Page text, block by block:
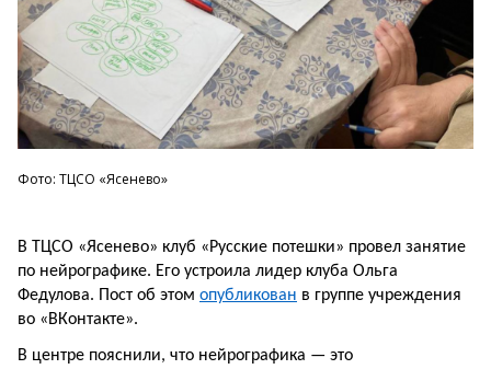
Фото: ТЦСО «Ясенево»
В ТЦСО «Ясенево» клуб «Русские потешки» провел занятие
по нейрографике. Его устроила лидер клуба Ольга
Федулова. Пост об этом опубликован в группе учреждения
во «ВКонтакте».
В центре пояснили, что нейрографика — это